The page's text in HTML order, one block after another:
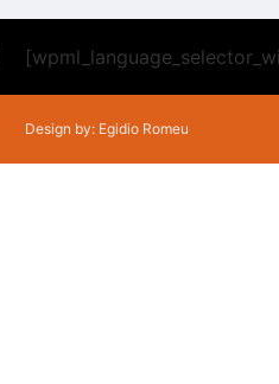
Design by: Egidio Romeu